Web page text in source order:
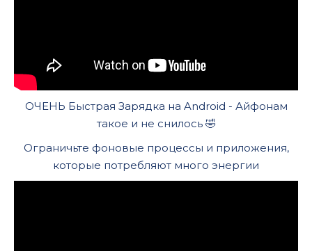
ОЧЕНЬ Быстрая Зарядка на Android - Айфонам
такое и не снилось 🤣
Ограничьте фоновые процессы и приложения,
которые потребляют много энергии